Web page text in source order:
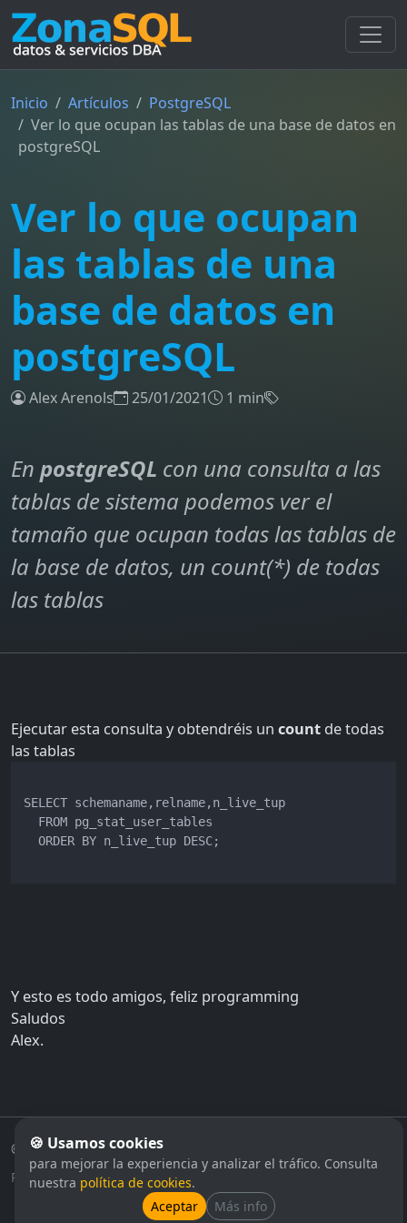
Inicio Artículos
PostgreSQL
Ver lo que ocupan las tablas de una base de datos en
postgreSQL
Ver lo que ocupan
las tablas de una
base de datos en
postgreSQL
Alex Arenols 25/01/2021 1 min
En postgreSQL con una consulta a las
tablas de sistema podemos ver el
tamaño que ocupan todas las tablas de
la base de datos, un count(*) de todas
las tablas
Ejecutar esta consulta y obtendréis un count de todas
las tablas
SELECT schemaname,relname,n_live_tup
  FROM pg_stat_user_tables
  ORDER BY n_live_tup DESC;
Y esto es todo amigos, feliz programming
Saludos
Alex.
© 2026 ZonaSQL· Datos & Servicios DBA
Política de privacidad·Aviso legal
🍪 Usamos cookies
para mejorar la experiencia y analizar el tráfico. Consulta
nuestra política de cookies.
Aceptar
Más info